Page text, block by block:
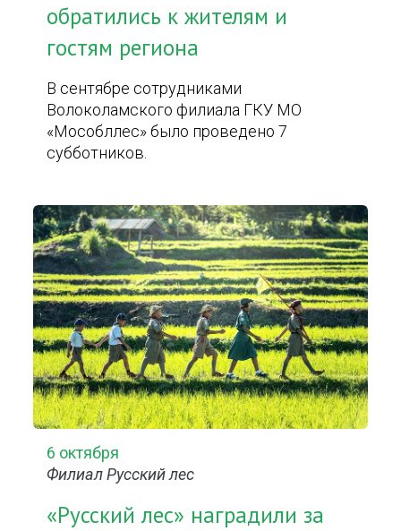
обратились к жителям и
гостям региона
В сентябре сотрудниками
Волоколамского филиала ГКУ МО
«Мособллес» было проведено 7
субботников.
6 октября
Филиал Русский лес
«Русский лес» наградили за